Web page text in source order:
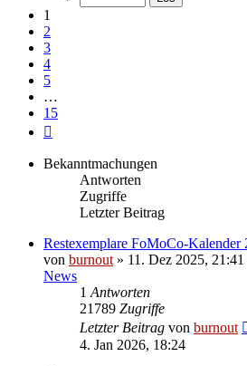
1
2
3
4
5
…
15
Bekanntmachungen
Antworten
Zugriffe
Letzter Beitrag
Restexemplare FoMoCo-Kalender
von burnout » 11. Dez 2025,
News
1 Antworten
21789 Zugriffe
Letzter Beitrag von burnout
4. Jan 2026, 18:24